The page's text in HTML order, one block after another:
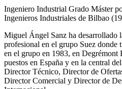
Ingeniero Industrial Grado Máster
Ingenieros Industriales de Bilbao
Miguel Ángel Sanz ha desarrollado
profesional en el grupo Suez donde
en el grupo en 1983, en Degrémont
puestos en España y en la central
Director Técnico, Director de
Director Comercial y Director de